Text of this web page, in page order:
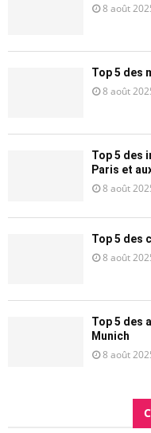
8 août
Top 5 des
8 août
Top 5 des
Paris et
8 août
Top 5 des
8 août
Top 5 des
Munich
8 août